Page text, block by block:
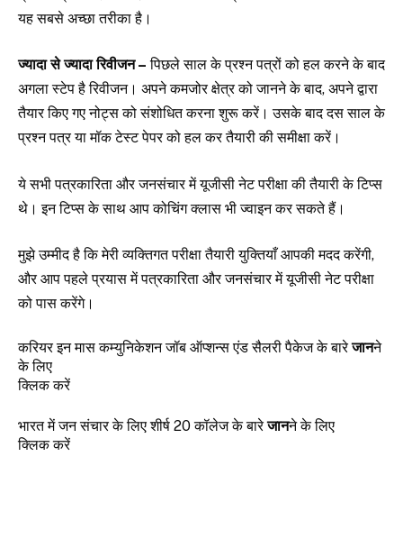
यह सबसे अच्छा तरीका है।
ज्यादा से ज्यादा रिवीजन – पिछले साल के प्रश्न पत्रों को हल करने के बाद
अगला स्टेप है रिवीजन। अपने कमजोर क्षेत्र को जानने के बाद, अपने द्वारा
तैयार किए गए नोट्स को संशोधित करना शुरू करें। उसके बाद दस साल के
प्रश्न पत्र या मॉक टेस्ट पेपर को हल कर तैयारी की समीक्षा करें।
ये सभी पत्रकारिता और जनसंचार में यूजीसी नेट परीक्षा की तैयारी के टिप्स
थे। इन टिप्स के साथ आप कोचिंग क्लास भी ज्वाइन कर सकते हैं।
मुझे उम्मीद है कि मेरी व्यक्तिगत परीक्षा तैयारी युक्तियाँ आपकी मदद करेंगी,
और आप पहले प्रयास में पत्रकारिता और जनसंचार में यूजीसी नेट परीक्षा
को पास करेंगे।
करियर इन मास कम्युनिकेशन जॉब ऑप्शन्स एंड सैलरी पैकेज के बारेजानने
केलिए
क्लिककरें
भारत में जन संचार के लिए शीर्ष 20 कॉलेज के बारेजाननेकेलिए
क्लिककरें